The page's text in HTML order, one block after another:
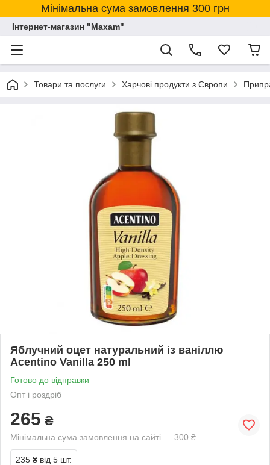
Мінімальна сума замовлення 300 грн
Інтернет-магазин "Maxam"
Товари та послуги Харчові продукти з Європи
Яблучний оцет натуральний із ваніллю
Acentino Vanilla 250 ml
Готово до відправки
Опт і роздріб
265 ₴
Мінімальна сума замовлення на сайті — 300 ₴
235 ₴ від 5 шт.